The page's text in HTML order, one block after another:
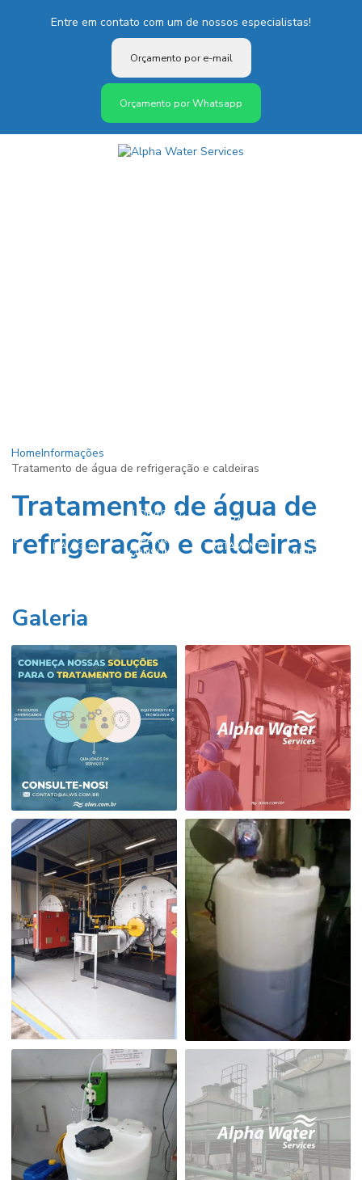
Entre em contato com um de nossos especialistas!
Orçamento por e-mail
Orçamento por Whatsapp
DE
CLORAÇÃO
DA ÁGUA
CLORAÇÃO
PARA
CONSUMO
CLORAÇÃO
NO
TRATAMENTO
DE POÇOS
ARTESIANOS
HomeInformações
Tratamento de água de refrigeração e caldeiras
Tratamento de água de
refrigeração e caldeiras
Galeria